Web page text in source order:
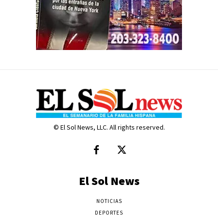
© El Sol News, LLC. All rights reserved.
El Sol News
NOTICIAS
DEPORTES